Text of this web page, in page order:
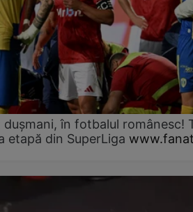
în fotbalul românesc!
etapă din SuperLiga